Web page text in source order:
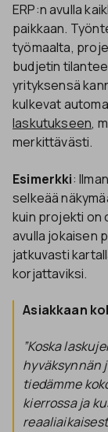
ERP:n avulla
paikkaan.
työmaalta,
budjetin
yrityksensä
kulkevat
laskutukseen,
merkittävästi.
Esimerkki:
selkeää
kuin projekti on
avulla jokaisen
jatkuvasti
korjattaviksi.
Asiakkaan
”Koska
hyväksynnän
tiedämme
kierrossa ja